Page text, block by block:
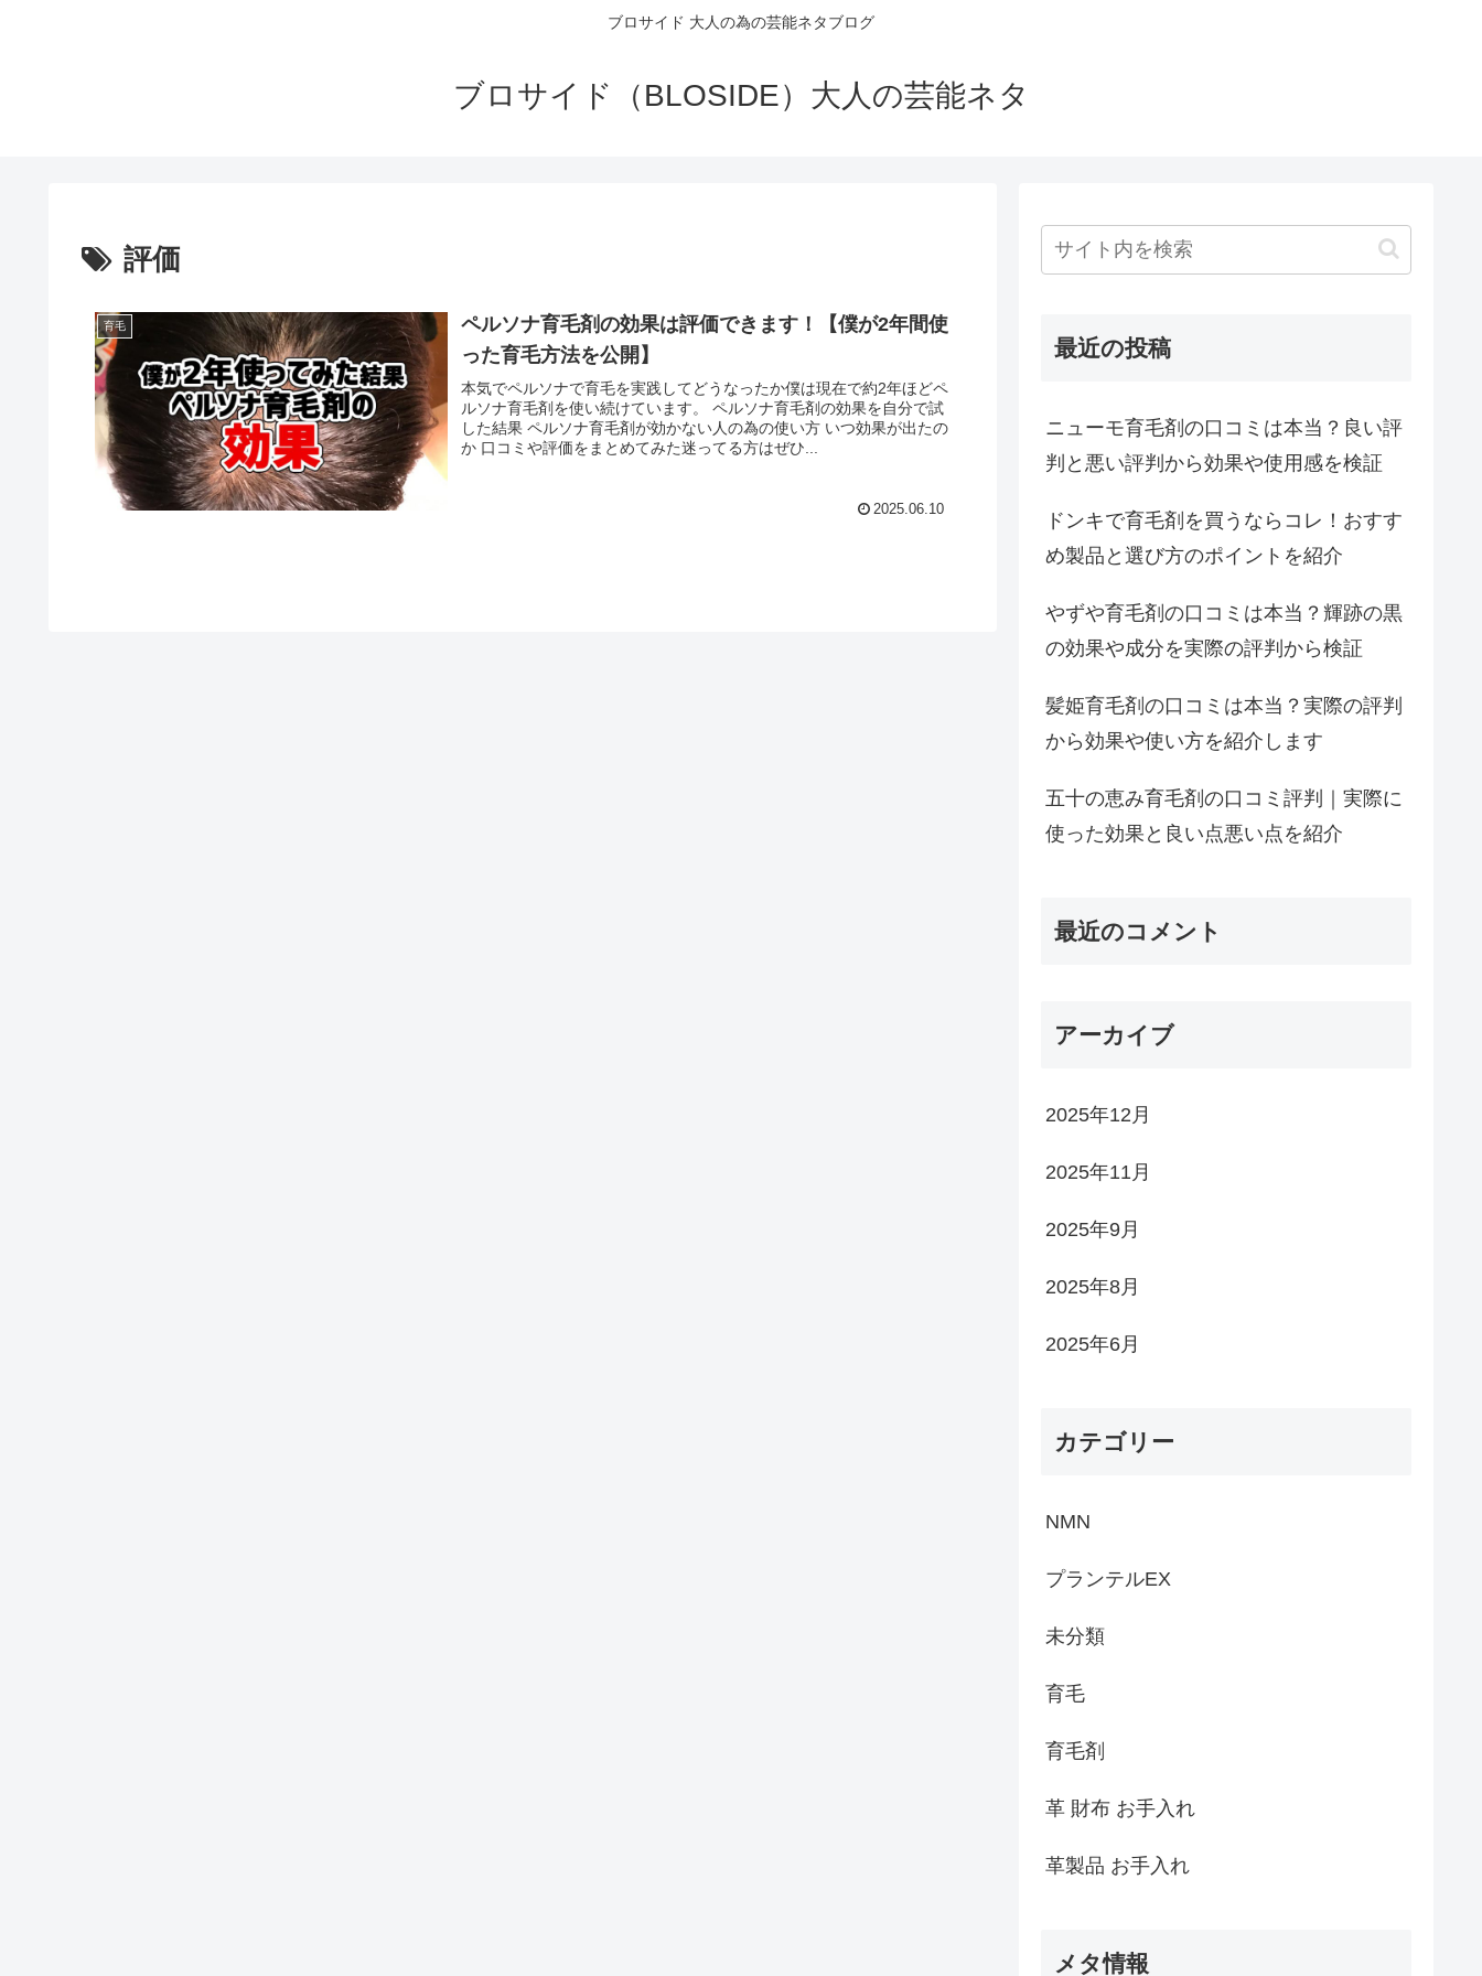
ブロサイド 大人の為の芸能ネタブログ
ブロサイド（BLOSIDE）大人の芸能ネタ
評価
育毛
ペルソナ育毛剤の効果は評価できます！【僕が2年間使
った育毛方法を公開】
本気でペルソナで育毛を実践してどうなったか僕は現在で約2年ほどペ
ルソナ育毛剤を使い続けています。 ペルソナ育毛剤の効果を自分で試
した結果 ペルソナ育毛剤が効かない人の為の使い方 いつ効果が出たの
か 口コミや評価をまとめてみた迷ってる方はぜひ...
2025.06.10
最近の投稿
ニューモ育毛剤の口コミは本当？良い評
判と悪い評判から効果や使用感を検証
ドンキで育毛剤を買うならコレ！おすす
め製品と選び方のポイントを紹介
やずや育毛剤の口コミは本当？輝跡の黒
の効果や成分を実際の評判から検証
髪姫育毛剤の口コミは本当？実際の評判
から効果や使い方を紹介します
五十の恵み育毛剤の口コミ評判｜実際に
使った効果と良い点悪い点を紹介
最近のコメント
アーカイブ
2025年12月
2025年11月
2025年9月
2025年8月
2025年6月
カテゴリー
NMN
プランテルEX
未分類
育毛
育毛剤
革 財布 お手入れ
革製品 お手入れ
メタ情報